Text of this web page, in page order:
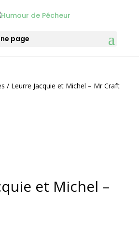
page
/ Leurre Jacquie et Michel – Mr Craft
et Michel –